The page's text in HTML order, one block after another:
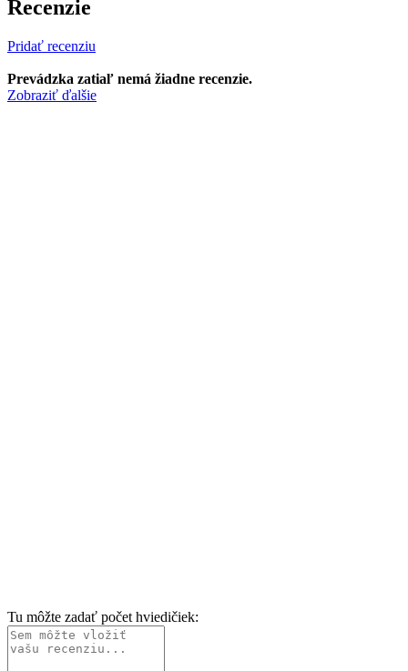
Recenzie
Pridať recenziu
Prevádzka zatiaľ nemá žiadne recenzie.
Zobraziť ďalšie
Tu môžte zadať počet hviedičiek: